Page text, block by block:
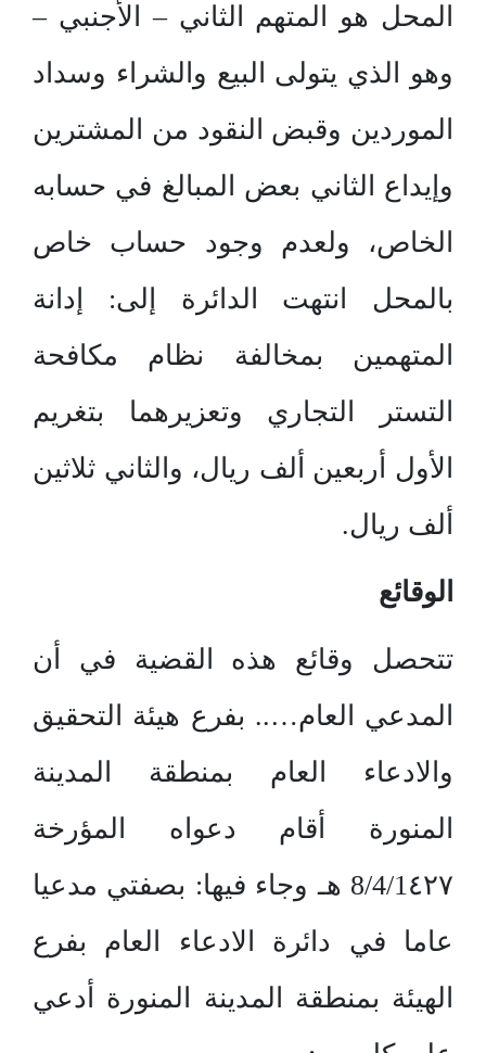
المحل هو المتهم الثاني – الأجنبي –
وهو الذي يتولى البيع والشراء وسداد
الموردين وقبض النقود من المشترين
وإيداع الثاني بعض المبالغ في حسابه
الخاص، ولعدم وجود حساب خاص
بالمحل انتهت الدائرة إلى: إدانة
المتهمين بمخالفة نظام مكافحة
التستر التجاري وتعزيرهما بتغريم
الأول أربعين ألف ريال، والثاني ثلاثين
ألف ريال.
الوقائع
تتحصل وقائع هذه القضية في أن
المدعي العام….. بفرع هيئة التحقيق
والادعاء العام بمنطقة المدينة
المنورة أقام دعواه المؤرخة
8/4/1٤٢٧ هـ وجاء فيها: بصفتي مدعيا
عاما في دائرة الادعاء العام بفرع
الهيئة بمنطقة المدينة المنورة أدعي